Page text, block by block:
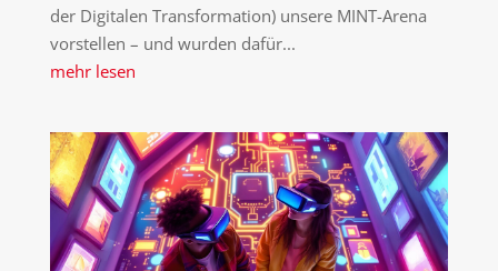
der Digitalen Transformation) unsere MINT-Arena
vorstellen – und wurden dafür...
mehr lesen